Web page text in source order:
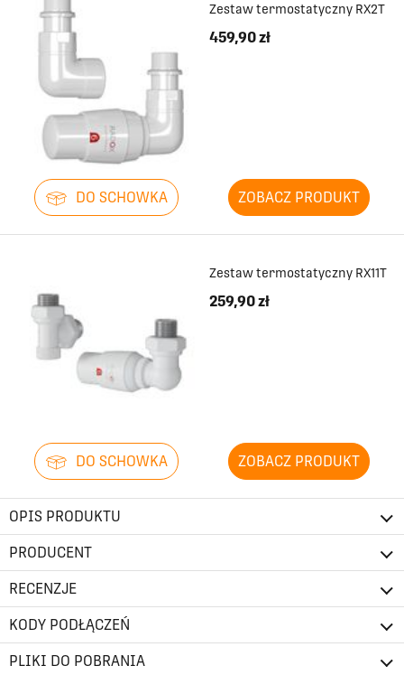
Zestaw termostatyczny RX2T
459,90 zł
DO SCHOWKA ZOBACZ PRODUKT
Zestaw termostatyczny RX11T
259,90 zł
DO SCHOWKA ZOBACZ PRODUKT
OPIS PRODUKTU
PRODUCENT
RECENZJE
KODY PODŁĄCZEŃ
PLIKI DO POBRANIA